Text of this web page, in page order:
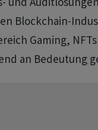
Blockchain-
Gaming,
an Bedeutung